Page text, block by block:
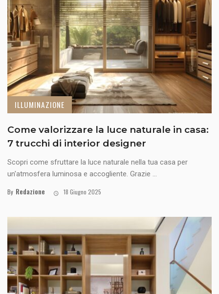
ILLUMINAZIONE
Come valorizzare la luce naturale in casa:
7 trucchi di interior designer
Scopri come sfruttare la luce naturale nella tua casa per
un'atmosfera luminosa e accogliente. Grazie ...
By Redazione 18 Giugno 2025